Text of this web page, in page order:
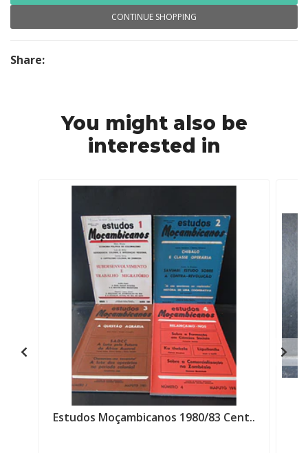
CONTINUE SHOPPING
Share:
You might also be
interested in
Estudos Moçambicanos 1980/83 Cent..